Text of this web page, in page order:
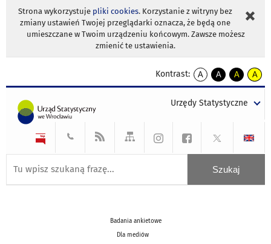
Strona wykorzystuje pliki cookies. Korzystanie z witryny bez
zmiany ustawień Twojej przeglądarki oznacza, że będą one
umieszczane w Twoim urządzeniu końcowym. Zawsze możesz
zmienić te ustawienia.
Kontrast:
A
kontrast
A
kontrast
tekst
czarnym
A
kontrast
tekst
czarnym
A
tekst
żółtym
Urzędy Statystyczne
Badania ankietowe
Dla mediów